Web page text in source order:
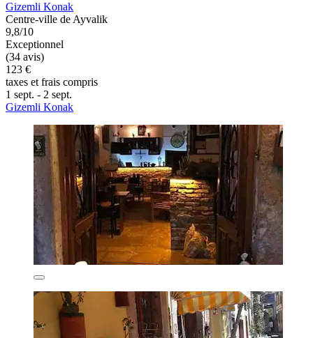
Gizemli Konak
Centre-ville de Ayvalik
9,8/10
Exceptionnel
(34 avis)
123 €
taxes et frais compris
1 sept. - 2 sept.
Gizemli Konak